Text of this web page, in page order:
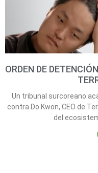
ORDEN DE
Un tribunal surcoreano
contra Do Kwon, CEO de
del